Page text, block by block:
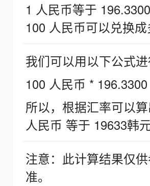
1 人民币等于
100 人民币可以兑换成
我们可以用以下公式进
100 人民币 *
所以，根据汇率可以
人民币 等于 19633韩
注意：此计算结果仅
准。